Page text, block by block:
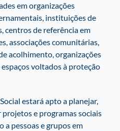
em organizações
instituições de
centros de referência em
associações comunitárias,
acolhimento, organizações
voltados à proteção
estará apto a planejar,
e programas sociais
pessoas e grupos em